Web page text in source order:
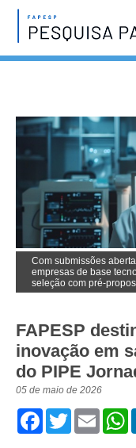
Com submissões
empresas de base
seleção com pré-
FAPESP
inovação em
do PIPE
05 de maio de 2026
Facebook
TwitterEmail